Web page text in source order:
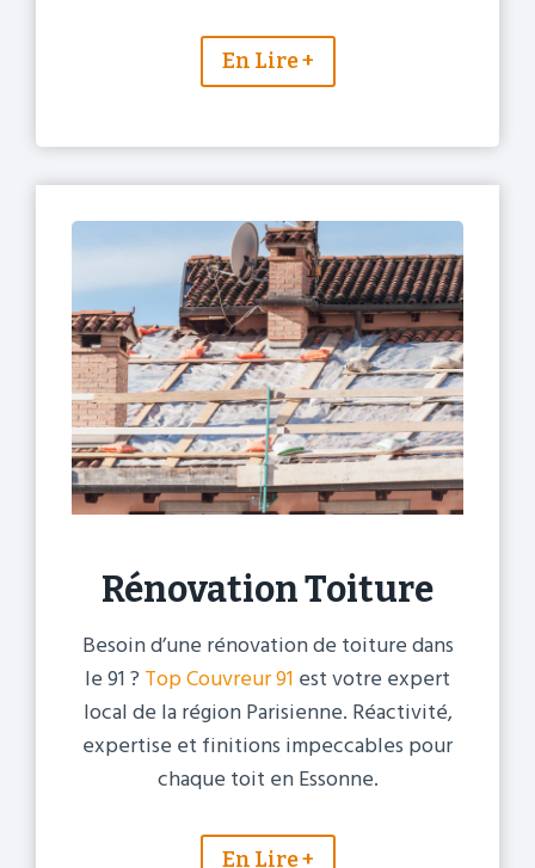
En Lire +
Rénovation Toiture
Besoin d’une rénovation de toiture dans
le 91 ? Top Couvreur 91 est votre expert
local de la région Parisienne. Réactivité,
expertise et finitions impeccables pour
chaque toit en Essonne.
En Lire +